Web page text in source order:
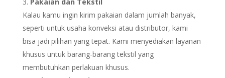
Kalau kamu ingin kirim pakaian dalam jumlah banyak,
seperti untuk usaha konveksi atau distributor, kami
bisa jadi pilihan yang tepat. Kami menyediakan layanan
khusus untuk barang-barang tekstil yang
membutuhkan perlakuan khusus.